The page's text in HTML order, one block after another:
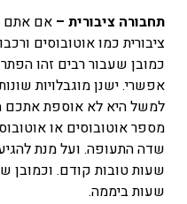
תחבורה ציבורית – אם אתם
ציבורית כמו אוטובוסים
כמובן שעבור רבים זהו
אפשרי. ישנן מוגבלויות
למשל היא לא אוספת אתכם
מספר אוטובוסים או
שדה התעופה. ועל מנת
שעות ביממה.